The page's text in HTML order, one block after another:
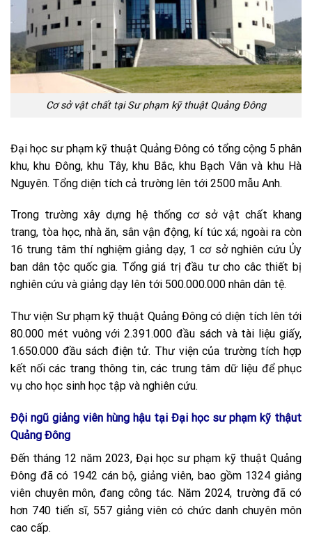
Cơ sở vật chất tại Sư phạm kỹ thuật Quảng Đông
Đại học sư phạm kỹ thuật Quảng Đông có tổng cộng 5 phân
khu, khu Đông, khu Tây, khu Bắc, khu Bạch Vân và khu Hà
Nguyên. Tổng diện tích cả trường lên tới 2500 mẫu Anh.
Trong trường xây dựng hệ thống cơ sở vật chất khang
trang, tòa học, nhà ăn, sân vận động, kí túc xá; ngoài ra còn
16 trung tâm thí nghiệm giảng dạy, 1 cơ sở nghiên cứu Ủy
ban dân tộc quốc gia. Tổng giá trị đầu tư cho câc thiết bị
nghiên cứu và giảng dạy lên tới 500.000.000 nhân dân tệ.
Thư viện Sư phạm kỹ thuật Quảng Đông có diện tích lên tới
80.000 mét vuông với 2.391.000 đầu sách và tài liệu giấy,
1.650.000 đầu sách điện tử. Thư viện của trường tích hợp
kết nối các trang thông tin, các trung tâm dữ liệu để phục
vụ cho học sinh học tập và nghiên cứu.
Đội ngũ giảng viên hùng hậu tại Đại học sư phạm kỹ thậut
Quảng Đông
Đến tháng 12 năm 2023, Đại học sư phạm kỹ thuật Quảng
Đông đã có 1942 cán bộ, giảng viên, bao gồm 1324 giảng
viên chuyên môn, đang công tác. Năm 2024, trường đã có
hơn 740 tiến sĩ, 557 giảng viên có chức danh chuyên môn
cao cấp.